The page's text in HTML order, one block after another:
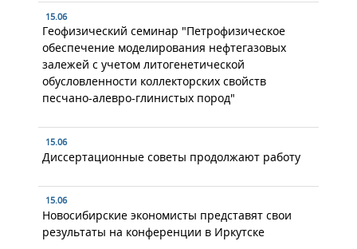
15.06
Геофизический семинар "Петрофизическое
обеспечение моделирования нефтегазовых
залежей с учетом литогенетической
обусловленности коллекторских свойств
песчано-алевро-глинистых пород"
15.06
Диссертационные советы продолжают работу
15.06
Новосибирские экономисты представят свои
результаты на конференции в Иркутске